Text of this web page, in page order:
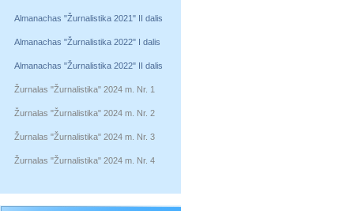
Almanachas "Žurnalistika 2021" II dalis
Almanachas "Žurnalistika 2022" I dalis
Almanachas "Žurnalistika 2022" II dalis
Žurnalas "Žurnalistika" 2024 m. Nr. 1
Žurnalas "Žurnalistika" 2024 m. Nr. 2
Žurnalas "Žurnalistika" 2024 m. Nr. 3
Žurnalas "Žurnalistika" 2024 m. Nr. 4